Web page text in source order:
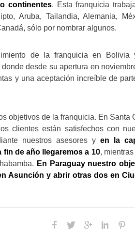
continentes. Esta franquicia
Aruba, Tailandia, Alemania,
sólo por nombrar algunos.
de la franquicia en Bolivia
desde su apertura en
y una aceptación increíble de
objetivos de la franquicia. En Santa
clientes están satisfechos con
nuestros asesores y en la
de año llegaremos a 10,
En Paraguay nuestro
Asunción y abrir otras dos en